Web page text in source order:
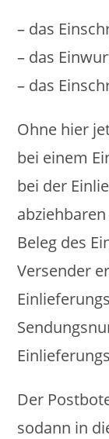
– das
– das
– das
Ohne hier
bei einem
bei der
Beleg des
Versender
Der
sodann in